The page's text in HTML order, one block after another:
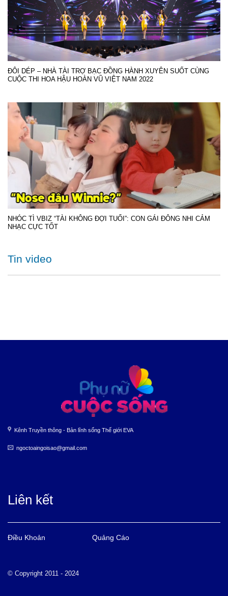
ĐÔI DÉP – NHÀ TÀI TRỢ BẠC ĐỒNG HÀNH XUYÊN SUỐT CÙNG
CUỘC THI HOA HẬU HOÀN VŨ VIỆT NAM 2022
NHÓC TÌ VBIZ “TÀI KHÔNG ĐỢI TUỔI”: CON GÁI ĐÔNG NHI CẢM
NHẠC CỰC TỐT
Tin video
Kênh Truyền thông - Bản lĩnh sống Thế giới EVA
ngoctoaingoisao@gmail.com
Liên kết
Điều Khoản Quảng Cáo
© Copyright 2011 - 2024